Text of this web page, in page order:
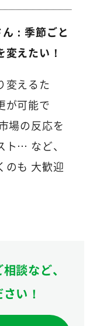
：季節ごと
えたい！
変えるた
が可能で
場の反応を
ト… など、
のも 大歓迎
談など、
い！